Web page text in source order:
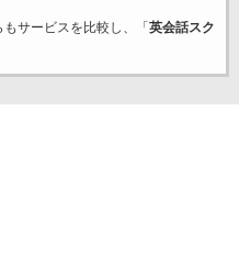
サービスを比較し、「 英会話スク